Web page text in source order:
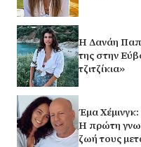
Η Δανάη
της στην
τζιτζίκια»
Έμα
Η πρώτη
ζωή τους